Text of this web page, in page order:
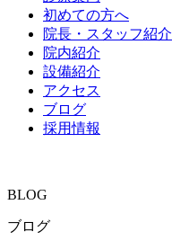
初めての方へ
院長・スタッフ紹介
院内紹介
設備紹介
アクセス
ブログ
採用情報
BLOG
ブログ